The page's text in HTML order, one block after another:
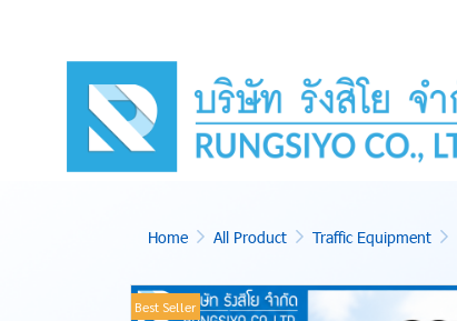
Home All Product Traffic Equipment
Best Seller